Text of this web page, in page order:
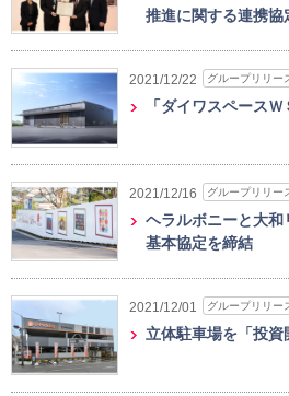
推進に関する連携協
2021/12/22 グループリリー
「ダイワスペース
2021/12/16 グループリリー
ヘラルボニーと大
基本協定を締結
2021/12/01 グループリリー
立体駐車場を「投資